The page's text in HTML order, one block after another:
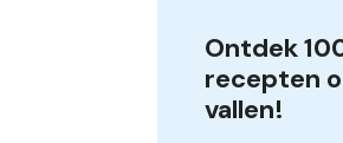
Ontdek
recepten
vallen!